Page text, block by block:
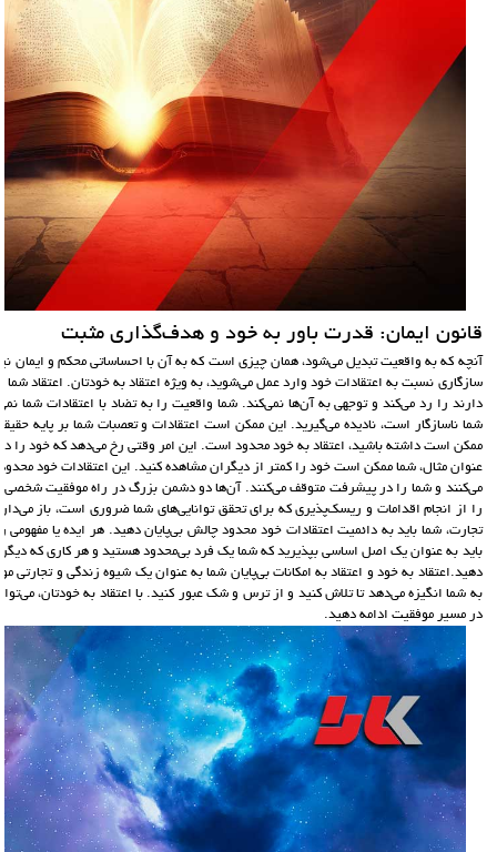
قانون ایمان: قدرت باور به خود و هدف‌گذاری مثبت
آنچه که به واقعیت تبدیل می‌شود، همان چیزی است که به آن با احساساتی محکم و ایمان
سازگاری نسبت به اعتقادات خود وارد عمل می‌شوید، به ویژه اعتقاد به خودتان. اعتقاد شما
دارند را رد می‌کند و توجهی به آن‌ها نمی‌کند. شما واقعیت را به تضاد با اعتقادات شما
شما ناسازگار است، نادیده می‌گیرید. این ممکن است اعتقادات و تعصبات شما بر پایه
ممکن است داشته باشید، اعتقاد به خود محدود است. این امر وقتی رخ می‌دهد که خود را در
عنوان مثال، شما ممکن است خود را کمتر از دیگران مشاهده کنید. این اعتقادات خود محدود
می‌کنند و شما را در پیشرفت متوقف می‌کنند. آن‌ها دو دشمن بزرگ در راه موفقیت
را از انجام اقدامات و ریسک‌پذیری که برای تحقق توانایی‌های شما ضروری است، باز
تجارت، شما باید به دائمیت اعتقادات خود محدود چالش بی‌پایان دهید. هر ایده یا مفهومی
باید به عنوان یک اصل اساسی بپذیرید که شما یک فرد بی‌محدود هستید و هر کاری که دیگران
دهید.اعتقاد به خود و اعتقاد به امکانات بی‌پایان شما به عنوان یک شیوه زندگی و تجارتی
به شما انگیزه می‌دهد تا تلاش کنید و از ترس و شک عبور کنید. با اعتقاد به خودتان،
در مسیر موفقیت ادامه دهید.